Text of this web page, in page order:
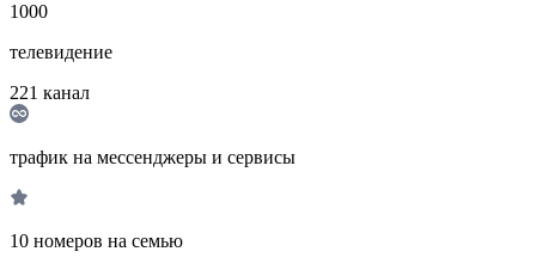
1000
телевидение
221 канал
трафик на мессенджеры и сервисы
10 номеров на семью